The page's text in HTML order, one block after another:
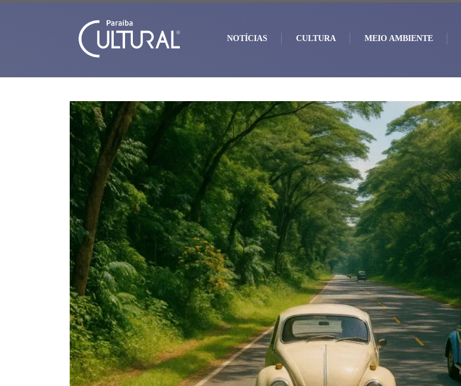
NOTÍCIAS CULTURA MEIO AMBIENTE